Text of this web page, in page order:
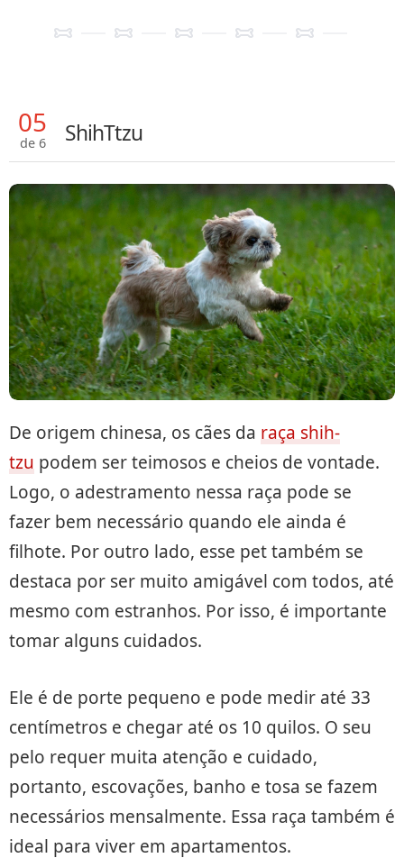
05
de 6 ShihTtzu
De origem chinesa, os cães da raça shih-
tzu podem ser teimosos e cheios de vontade.
Logo, o adestramento nessa raça pode se
fazer bem necessário quando ele ainda é
filhote. Por outro lado, esse pet também se
destaca por ser muito amigável com todos, até
mesmo com estranhos. Por isso, é importante
tomar alguns cuidados.
Ele é de porte pequeno e pode medir até 33
centímetros e chegar até os 10 quilos. O seu
pelo requer muita atenção e cuidado,
portanto, escovações, banho e tosa se fazem
necessários mensalmente. Essa raça também é
ideal para viver em apartamentos.